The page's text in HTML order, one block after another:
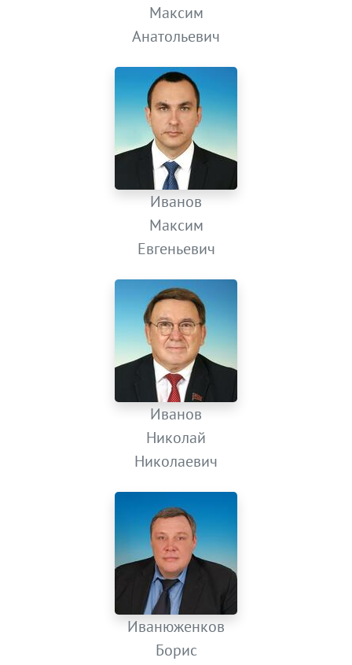
Максим
Анатольевич
Иванов
Максим
Евгеньевич
Иванов
Николай
Николаевич
Иванюженков
Борис